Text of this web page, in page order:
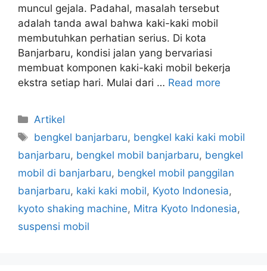
muncul gejala. Padahal, masalah tersebut
adalah tanda awal bahwa kaki-kaki mobil
membutuhkan perhatian serius. Di kota
Banjarbaru, kondisi jalan yang bervariasi
membuat komponen kaki-kaki mobil bekerja
ekstra setiap hari. Mulai dari … Read more
Artikel
bengkel banjarbaru, bengkel kaki kaki mobil
banjarbaru, bengkel mobil banjarbaru, bengkel
mobil di banjarbaru, bengkel mobil panggilan
banjarbaru, kaki kaki mobil, Kyoto Indonesia,
kyoto shaking machine, Mitra Kyoto Indonesia,
suspensi mobil